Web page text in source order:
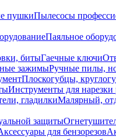
пушкиПылесосы
Паяльное
битыГаечные ключи
зажимыРучные пилы,
Плоскогубцы,
Инструменты для нарезки
гладилкиМалярный,
защиты
для бензорезов